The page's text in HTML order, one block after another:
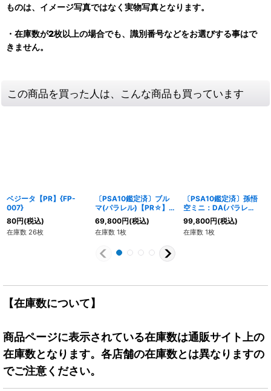
ものは、イメージ写真ではなく実物写真となります。
・在庫数が2枚以上の場合でも、識別番号などをお選びする事はで
きません。
この商品を買った人は、こんな商品も買っています
ベジータ【PR】{FP-
007}
80円(税込)
在庫数 26枚
〔PSA10鑑定済〕ブル
マ(パラレル)【PR☆】
{FP-061}
69,800円(税込)
在庫数 1枚
〔PSA10鑑定済〕孫悟
空ミニ：DA(パラレ
ル/DAIMAロゴ)
【PR☆】{FP-024}
99,800円(税込)
在庫数 1枚
【在庫数について】
商品ページに表示されている在庫数は通販サイト上の
在庫数となります。各店舗の在庫数とは異なりますの
でご注意ください。